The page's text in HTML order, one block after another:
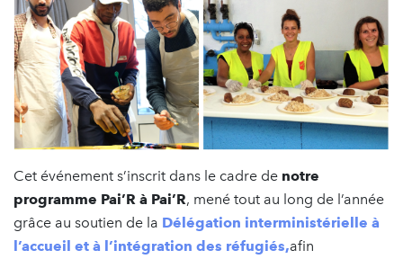
Cet événement s’inscrit dans le cadre de notre
programme Pai’R à Pai’R, mené tout au long de l’année
grâce au soutien de la Délégation interministérielle à
l’accueil et à l’intégration des réfugiés,afin